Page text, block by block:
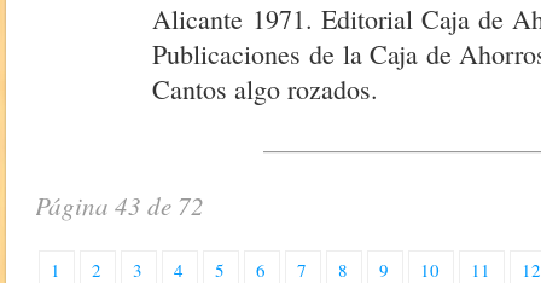
Alicante 1971. Editorial Caja de
Publicaciones de la Caja de
Cantos algo rozados.
Página 43 de 72
1 2 3 4 5 6 7 8 9 10 11
12